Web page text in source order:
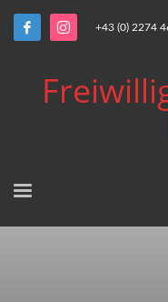
+43 (0) 2274